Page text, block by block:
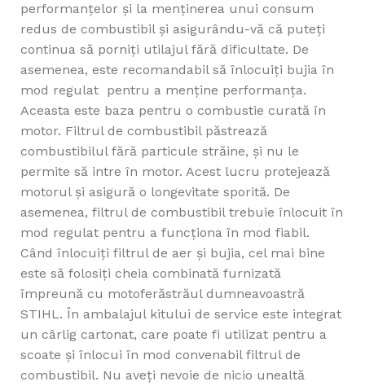
performanțelor și la menținerea unui consum
redus de combustibil și asigurându-vă că puteți
continua să porniți utilajul fără dificultate. De
asemenea, este recomandabil să înlocuiți bujia în
mod regulat pentru a menține performanța.
Aceasta este baza pentru o combustie curată în
motor. Filtrul de combustibil păstrează
combustibilul fără particule străine, și nu le
permite să intre în motor. Acest lucru protejează
motorul și asigură o longevitate sporită. De
asemenea, filtrul de combustibil trebuie înlocuit în
mod regulat pentru a funcționa în mod fiabil.
Când înlocuiți filtrul de aer și bujia, cel mai bine
este să folosiți cheia combinată furnizată
împreună cu motoferăstrăul dumneavoastră
STIHL. În ambalajul kitului de service este integrat
un cârlig cartonat, care poate fi utilizat pentru a
scoate și înlocui în mod convenabil filtrul de
combustibil. Nu aveți nevoie de nicio unealtă